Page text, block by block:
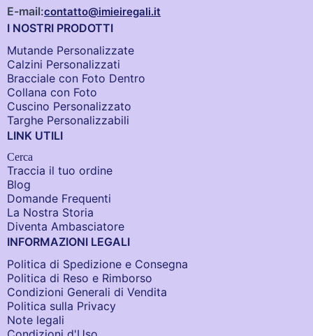
E-mail:contatto@imieiregali.it
I NOSTRI PRODOTTI
Mutande Personalizzate
Calzini Personalizzati
Bracciale con Foto Dentro​
Collana con Foto
Cuscino Personalizzato
Targhe Personalizzabili
LINK UTILI
Cerca
Traccia il tuo ordine
Blog
Domande Frequenti
La Nostra Storia
Diventa Ambasciatore
INFORMAZIONI LEGALI
Politica di Spedizione e Consegna
Politica di Reso e Rimborso
Condizioni Generali di Vendita
Politica sulla Privacy
Note legali